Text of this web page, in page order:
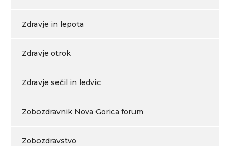
Zdravje in lepota
Zdravje otrok
Zdravje sečil in ledvic
Zobozdravnik Nova Gorica forum
Zobozdravstvo